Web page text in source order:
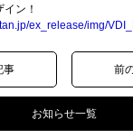
ン！
ex_release/img/
事 前
お知らせ一覧